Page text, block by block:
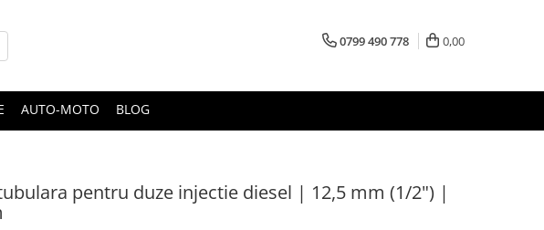
0799 490 778 0,00
AUTO-MOTO BLOG
pentru duze injectie diesel | 12,5 mm (1/2") |